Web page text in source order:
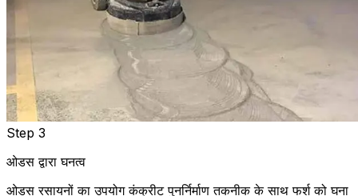
Step 3
ओडस द्वारा घनत्व
ओडस रसायनों का उपयोग कंक्रीट पुनर्निर्माण तकनीक के साथ फर्श को घना